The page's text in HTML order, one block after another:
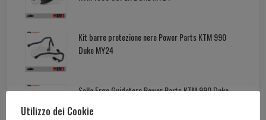
Kit barre protezione nere Power Parts KTM 990
Duke MY24
Sella Ergo Guidatore Power Parts KTM 990 Duke
Utilizzo dei Cookie